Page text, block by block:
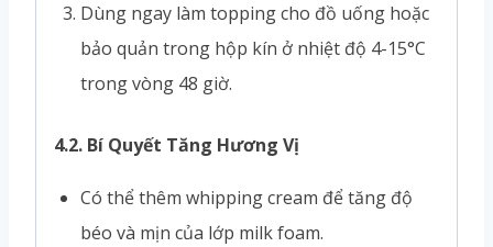
Dùng ngay làm topping cho đồ uống hoặc
bảo quản trong hộp kín ở nhiệt độ 4-15°C
trong vòng 48 giờ.
4.2. Bí Quyết Tăng Hương Vị
Có thể thêm whipping cream để tăng độ
béo và mịn của lớp milk foam.